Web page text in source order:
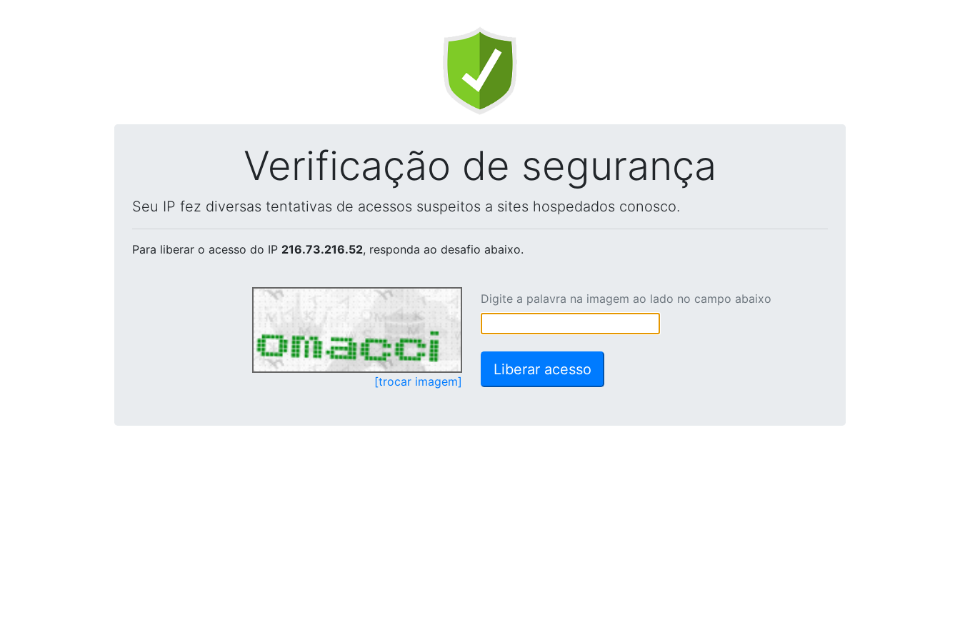
Verificação de segurança
Seu IP fez diversas tentativas de acessos suspeitos a sites hospedados conosco.
Para liberar o acesso do IP 216.73.216.52, responda ao desafio abaixo.
[trocar imagem]
Digite a palavra na imagem ao lado no campo abaixo